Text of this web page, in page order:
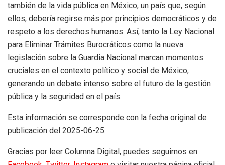
también de la vida pública en México, un país que, según
ellos, debería regirse más por principios democráticos y de
respeto a los derechos humanos. Así, tanto la Ley Nacional
para Eliminar Trámites Burocráticos como la nueva
legislación sobre la Guardia Nacional marcan momentos
cruciales en el contexto político y social de México,
generando un debate intenso sobre el futuro de la gestión
pública y la seguridad en el país.
Esta información se corresponde con la fecha original de
publicación del 2025-06-25.
Gracias por leer Columna Digital, puedes seguirnos en